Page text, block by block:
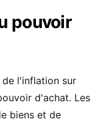
pouvoir
l'inflation sur
d'achat. Les
biens et de